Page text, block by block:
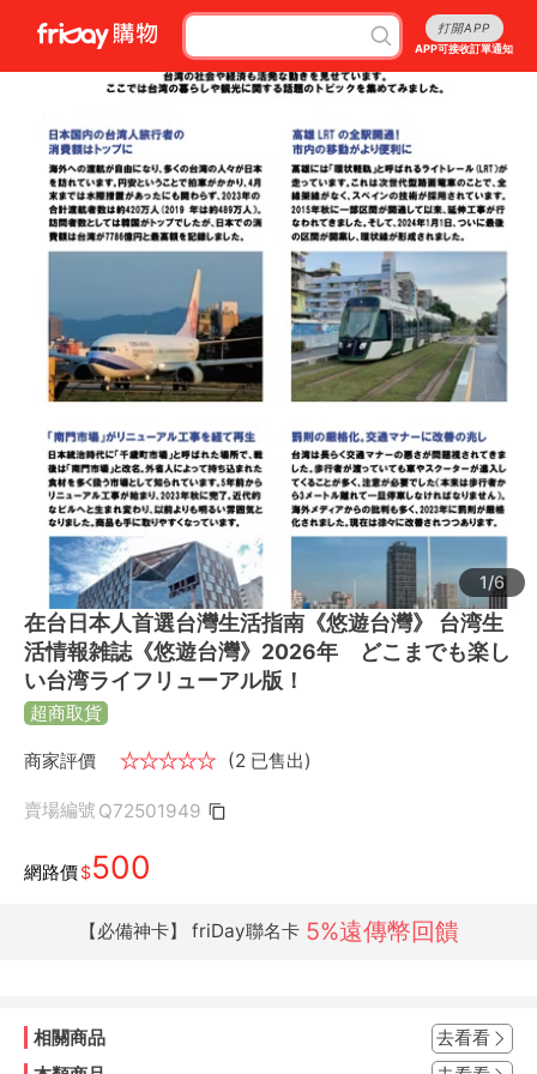
打開APP
APP可接收訂單通知
1/6
在台日本人首選台灣生活指南《悠遊台灣》 台湾生
活情報雑誌《悠遊台灣》2026年 どこまでも楽し
い台湾ライフリューアル版！
超商取貨
商家評價 ★★★★★ (2 已售出)
賣場編號 Q72501949
網路價$500
【必備神卡】 friDay聯名卡 5%遠傳幣回饋
相關商品
去看看